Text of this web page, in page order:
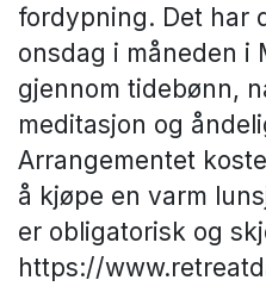
fordypning. Det har
onsdag i måneden i
gjennom tidebønn,
meditasjon og
Arrangementet
å kjøpe en varm
er obligatorisk og
https://